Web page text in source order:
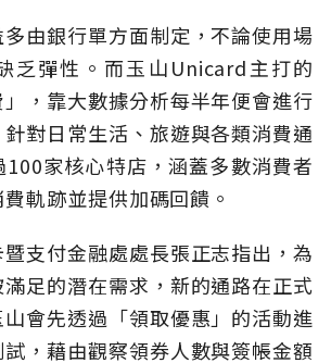
由銀行單方面制定，不論使用場
乏彈性。而玉山Unicard主打的
」，靠大數據分析每半年便會進行
對日常生活、旅遊與各類消費通
家核心特店，涵蓋多數消費者
軌跡並提供加碼回饋。
支付金融處處長張正志指出，為
足的潛在需求，新的通路在正式
會先透過「領取優惠」的活動進
，藉由觀察領券人數與簽帳金額